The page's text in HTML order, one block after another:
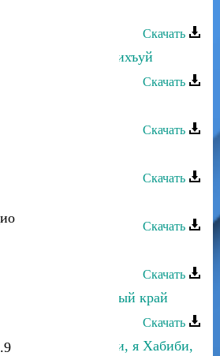
Скачать
Да инисуй сун дихъуй
Скачать
Скачать
Ваппабай
Скачать
Скачать
ДахIаляй
Скачать
- Мирный, красивый край
Скачать
Ашуров - Хабиби, я Хабиби,